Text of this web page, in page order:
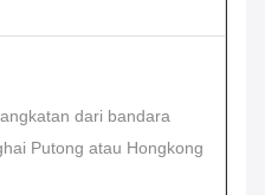
dari bandara
Putong atau Hongkong